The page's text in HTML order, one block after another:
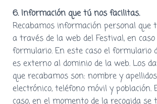
6. Información que tú nos facilitas.
Recabamos información personal que
a través de la web del Festival, en
formulario. En este caso el formulario
es externo al dominio de la web. Los
que recabamos son: nombre y
electrónico, teléfono móvil y población.
caso, en el momento de la recogida